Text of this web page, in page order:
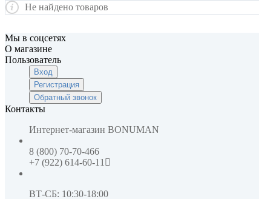
Не найдено товаров
Мы в соцсетях
О магазине
Пользователь
Вход
Регистрация
Обратный звонок
Контакты
Интернет-магазин BONUMAN
8 (800) 70-70-466
+7 (922) 614-60-11
ВТ-СБ: 10:30-18:00